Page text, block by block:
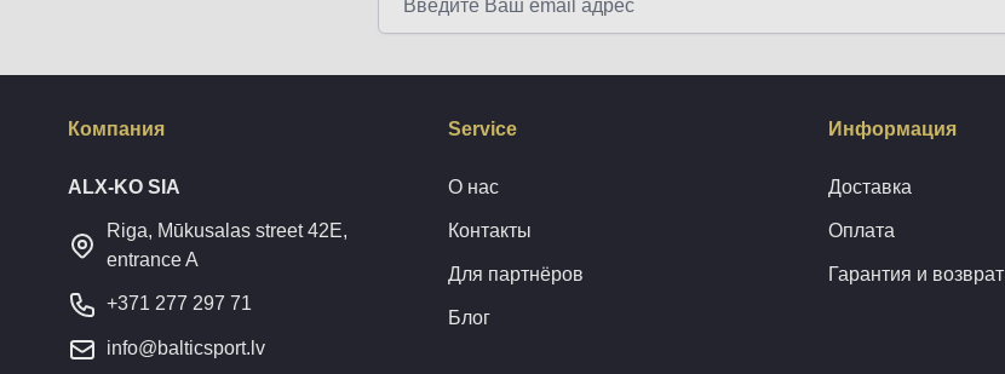
Компания
ALX-KO SIA
Riga, Mūkusalas street 42E,
entrance A
+371 277 297 71
info@balticsport.lv
Service
О нас
Контакты
Для партнёров
Блог
Информация
Доставка
Оплата
Гарантия и возврат